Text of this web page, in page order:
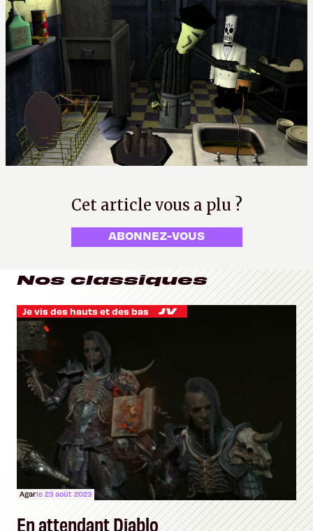
Cet article vous a plu ?
ABONNEZ-VOUS
Nos classiques
Je vis des hauts et des bas
Agarle 23 août 2023
En attendant Diablo